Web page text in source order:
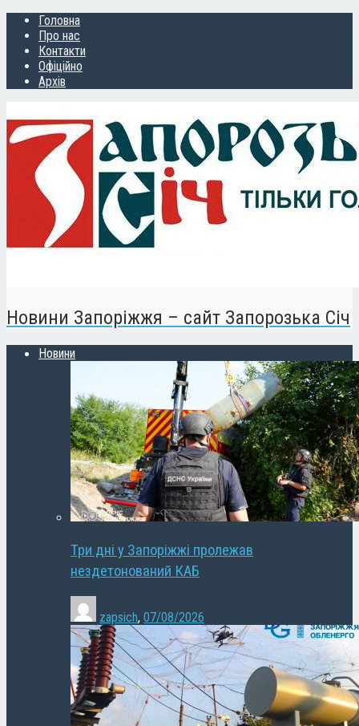
Головна
Про нас
Контакти
Офіційно
Архів
Новини Запоріжжя – сайт Запорозька Січ
Новини
Три дні у Запоріжжі пролежав
нездетонований КАБ
zapsich, 07/08/2026